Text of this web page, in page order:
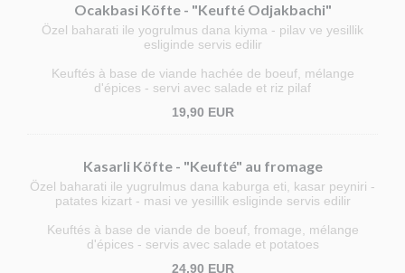
Ocakbasi Köfte - "Keufté Odjakbachi"
Özel baharati ile yogrulmus dana kiyma - pilav ve yesillik
esliginde servis edilir
Keuftés à base de viande hachée de boeuf, mélange
d'épices - servi avec salade et riz pilaf
19,90 EUR
Kasarli Köfte - "Keufté" au fromage
Özel baharati ile yugrulmus dana kaburga eti, kasar peyniri -
patates kizart - masi ve yesillik esliginde servis edilir
Keuftés à base de viande de boeuf, fromage, mélange
d'épices - servis avec salade et potatoes
24,90 EUR